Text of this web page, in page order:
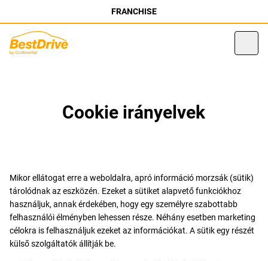
FRANCHISE
Cookie irányelvek
Mikor ellátogat erre a weboldalra, apró információ morzsák (sütik)
tárolódnak az eszközén. Ezeket a sütiket alapvető funkciókhoz
használjuk, annak érdekében, hogy egy személyre szabottabb
felhasználói élményben lehessen része. Néhány esetben marketing
célokra is felhasználjuk ezeket az információkat. A sütik egy részét
külső szolgáltatók állítják be.